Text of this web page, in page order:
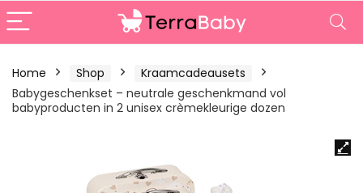
Home Shop
Kraamcadeausets
Babygeschenkset – neutrale geschenkmand vol
babyproducten in 2 unisex crèmekleurige dozen